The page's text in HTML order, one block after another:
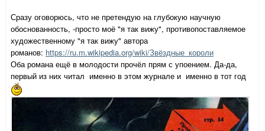
Сразу оговорюсь, что не претендую на глубокую научную
обоснованность, -просто моё "я так вижу", противопоставляемое
художественному "я так вижу" автора
романов: https://ru.m.wikipedia.org/wiki/Звёздные_короли
Оба романа ещё в молодости прочёл прям с упоением. Да-да,
первый из них читал именно в этом журнале и именно в тот год